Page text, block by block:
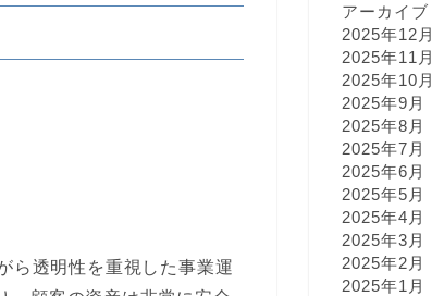
ら透明性を重視した事業運
アーカイブ
2025年12月
2025年11月
2025年10月
2025年9月
2025年8月
2025年7月
2025年6月
2025年5月
2025年4月
2025年3月
2025年2月
2025年1月